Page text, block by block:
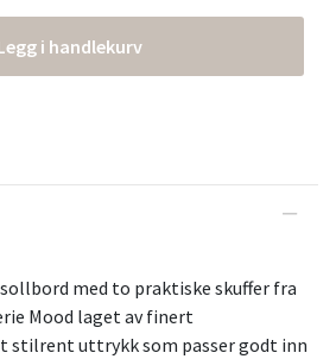
i handlekurv
med to praktiske skuffer fra
Mood laget av finert
stilrent uttrykk som passer godt inn